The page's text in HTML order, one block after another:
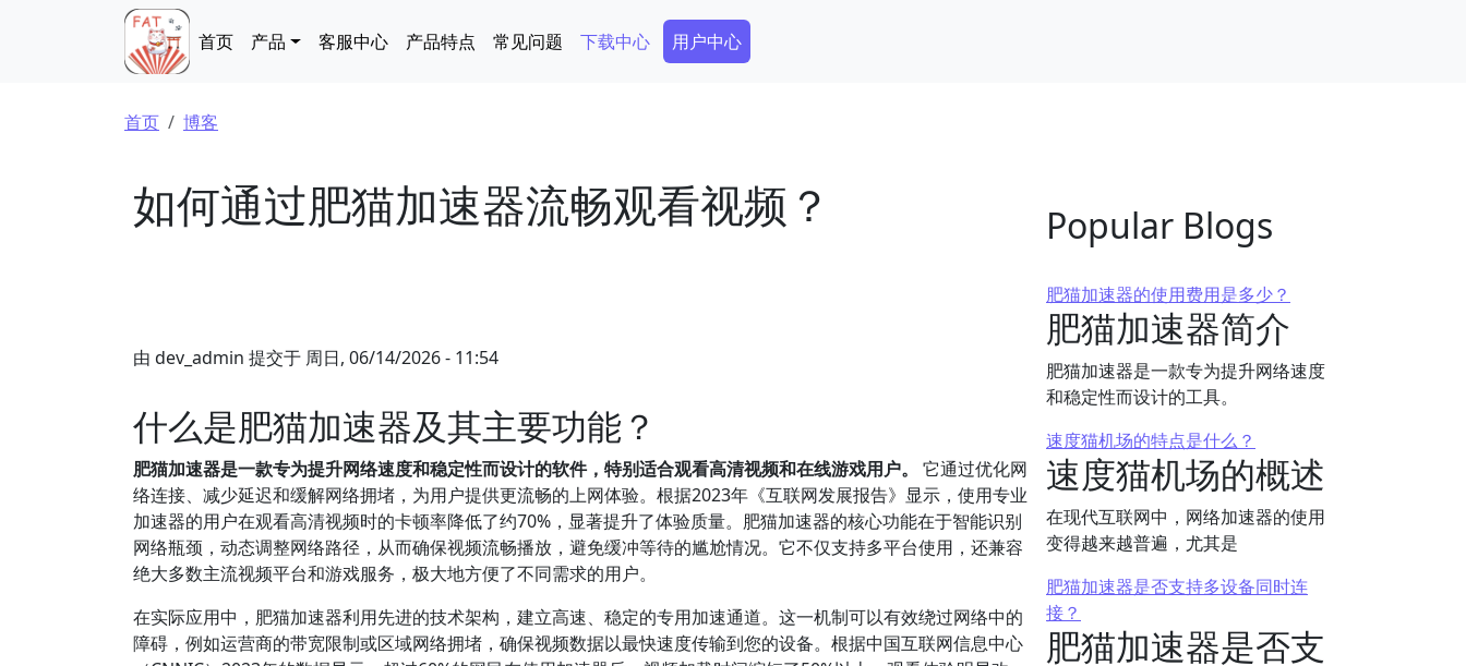
Main navigation
首页 产品 客服中心 产品特点 常见问题 下载中心 Secondary Menu
用户中心
面包屑
首页 博客
如何通过肥猫加速器流畅观看视频？
由 dev_admin 提交于 周日, 06/14/2026 - 11:54
什么是肥猫加速器及其主要功能？
肥猫加速器是一款专为提升网络速度和稳定性而设计的软件，特别适合观看高清视频和在线游戏用户。
它通过优化网
络连接、减少延迟和缓解网络拥堵，为用户提供更流畅的上网体验。根据2023年《互联网发展报告》显示，使用专业
加速器的用户在观看高清视频时的卡顿率降低了约70%，显著提升了体验质量。肥猫加速器的核心功能在于智能识别
网络瓶颈，动态调整网络路径，从而确保视频流畅播放，避免缓冲等待的尴尬情况。它不仅支持多平台使用，还兼容
绝大多数主流视频平台和游戏服务，极大地方便了不同需求的用户。
在实际应用中，肥猫加速器利用先进的技术架构，建立高速、稳定的专用加速通道。这一机制可以有效绕过网络中的
障碍，例如运营商的带宽限制或区域网络拥堵，确保视频数据以最快速度传输到您的设备。根据中国互联网信息中心
Popular Blogs
肥猫加速器的使用费用是多少？
肥猫加速器简介
肥猫加速器是一款专为提升网络速度
和稳定性而设计的工具。
速度猫机场的特点是什么？
速度猫机场的概述
在现代互联网中，网络加速器的使用
变得越来越普遍，尤其是
肥猫加速器是否支持多设备同时连
接？
肥猫加速器是否支